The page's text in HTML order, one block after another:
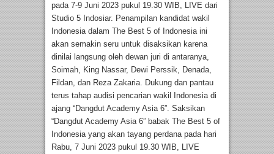
pada 7-9 Juni 2023 pukul 19.30 WIB, LIVE dari
Studio 5 Indosiar. Penampilan kandidat wakil
Indonesia dalam The Best 5 of Indonesia ini
akan semakin seru untuk disaksikan karena
dinilai langsung oleh dewan juri di antaranya,
Soimah, King Nassar, Dewi Perssik, Denada,
Fildan, dan Reza Zakaria. Dukung dan pantau
terus tahap audisi pencarian wakil Indonesia di
ajang “Dangdut Academy Asia 6”. Saksikan
“Dangdut Academy Asia 6” babak The Best 5 of
Indonesia yang akan tayang perdana pada hari
Rabu, 7 Juni 2023 pukul 19.30 WIB, LIVE